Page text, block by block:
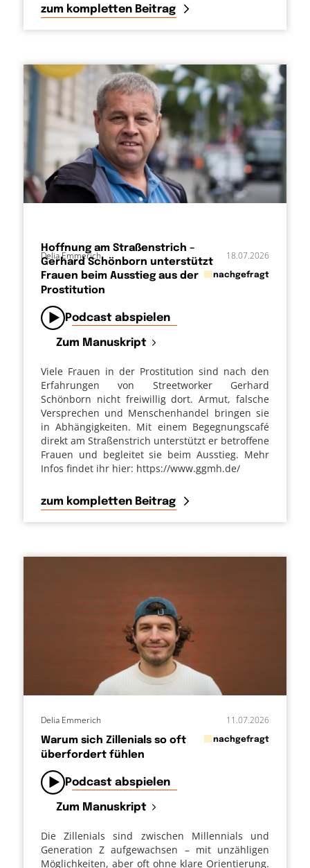
zum kompletten Beitrag
Hoffnung am Straßenstrich –
Gerhard Schönborn unterstützt
Frauen beim Ausstieg aus der
Prostitution
18.07.2026
innachgefragt
Delia Emmerich
Podcast abspielen
Zum Manuskript
Viele Frauen in der Prostitution sind nach den
Erfahrungen von Streetworker Gerhard
Schönborn nicht freiwillig dort. Armut, falsche
Versprechen und Menschenhandel bringen sie
in Abhängigkeiten. Mit einem Begegnungscafé
direkt am Straßenstrich unterstützt er betroffene
Frauen und begleitet sie beim Ausstieg. Mehr
Infos findet ihr hier: https://www.ggmh.de/
zum kompletten Beitrag
Warum sich Zillenials so oft
überfordert fühlen
11.07.2026
innachgefragt
Delia Emmerich
Podcast abspielen
Zum Manuskript
Die Zillenials sind zwischen Millennials und
Generation Z aufgewachsen – mit unzähligen
Möglichkeiten, aber oft ohne klare Orientierung.